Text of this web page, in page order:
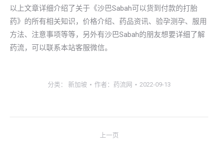
以上文章详细介绍了关于《沙巴Sabah可以货到付款的打胎
药》的所有相关知识，价格介绍、药品资讯、验孕测孕、服用
方法、注意事项等等，另外有沙巴Sabah的朋友想要详细了解
药流，可以联系本站客服微信。
分类： 新加坡 作者： 药流网 2022-09-13
上一页